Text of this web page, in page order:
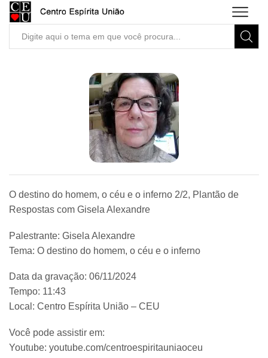
Search
O destino do homem, o céu e o inferno 2/2, Plantão de
Respostas com Gisela Alexandre
Palestrante: Gisela Alexandre
Tema: O destino do homem, o céu e o inferno
Data da gravação: 06/11/2024
Tempo: 11:43
Local: Centro Espírita União – CEU
Você pode assistir em:
Youtube: youtube.com/centroespiritauniaoceu